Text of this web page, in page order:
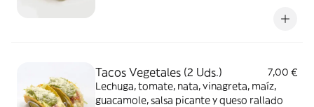
Tacos Vegetales (2 Uds.)
7,00 €
Lechuga, tomate, nata, vinagreta, maíz,
guacamole, salsa picante y queso rallado